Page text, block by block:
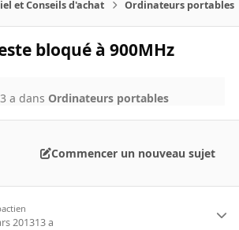
et Conseils d'achat Ordinateurs portables
bloqué à 900MHz
a dans Ordinateurs portables
Commencer un nouveau sujet
201313 a